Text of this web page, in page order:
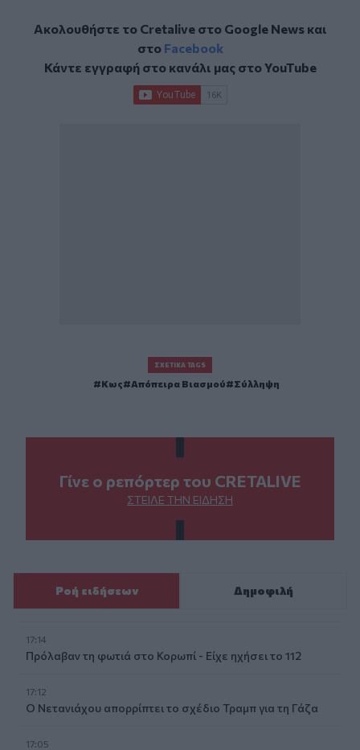
Ακολουθήστε το Cretalive στο Google Newsκαι
στο Facebook
Κάντε εγγραφή στο κανάλι μας στοYouTube
ΣΧΕΤΙΚΆ TAGS
Κως Απόπειρα Βιασμού Σύλληψη
Γίνε ο ρεπόρτερ του CRETALIVE
ΣΤΕΊΛΕ ΤΗΝ ΕΊΔΗΣΗ
Ροή ειδήσεων Δημοφιλή
17:14
Πρόλαβαν τη φωτιά στο Κορωπί - Είχε ηχήσει το 112
17:12
Ο Νετανιάχου απορρίπτει το σχέδιο Τραμπ για τη Γάζα
17:05